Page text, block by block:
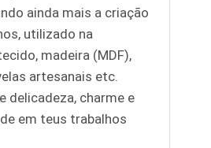
ainda mais a criação
utilizado na
madeira (MDF),
artesanais etc.
delicadeza, charme e
em teus trabalhos